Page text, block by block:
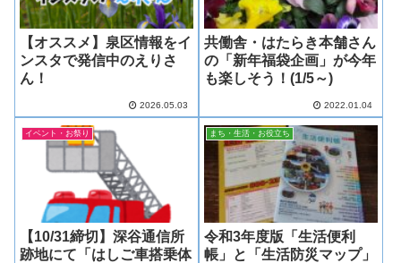
【オススメ】泉区情報をイ
ンスタで発信中のえりさ
ん！
2026.05.03
共働舎・はたらき本舗さん
の「新年福袋企画」が今年
も楽しそう！(1/5～)
2022.01.04
イベント・お祭り
【10/31締切】深谷通信所
跡地にて「はしご車搭乗体
まち・生活・お役立ち
令和3年度版「生活便利
帳」と「生活防災マップ」